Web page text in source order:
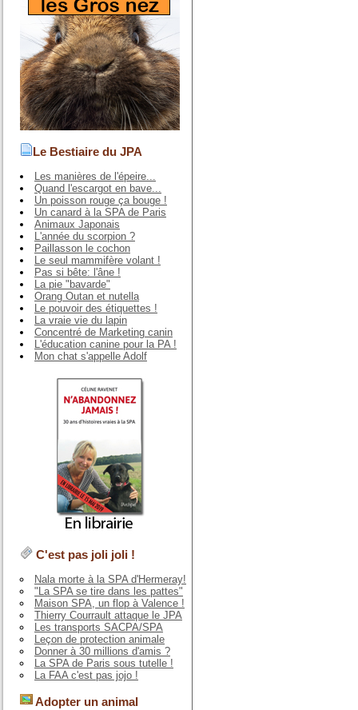
Le Bestiaire du JPA
Les manières de l'épeire...
Quand l'escargot en bave...
Un poisson rouge ça bouge !
Un canard à la SPA de Paris
Animaux Japonais
L'année du scorpion ?
Paillasson le cochon
Le seul mammifère volant !
Pas si bête: l'âne !
La pie "bavarde"
Orang Outan et nutella
Le pouvoir des étiquettes !
La vraie vie du lapin
Concentré de Marketing canin
L'éducation canine pour la PA !
Mon chat s'appelle Adolf
C'est pas joli joli !
Nala morte à la SPA d'Hermeray!
"La SPA se tire dans les pattes"
Maison SPA, un flop à Valence !
Thierry Courrault attaque le JPA
Les transports SACPA/SPA
Leçon de protection animale
Donner à 30 millions d'amis ?
La SPA de Paris sous tutelle !
La FAA c'est pas jojo !
Adopter un animal